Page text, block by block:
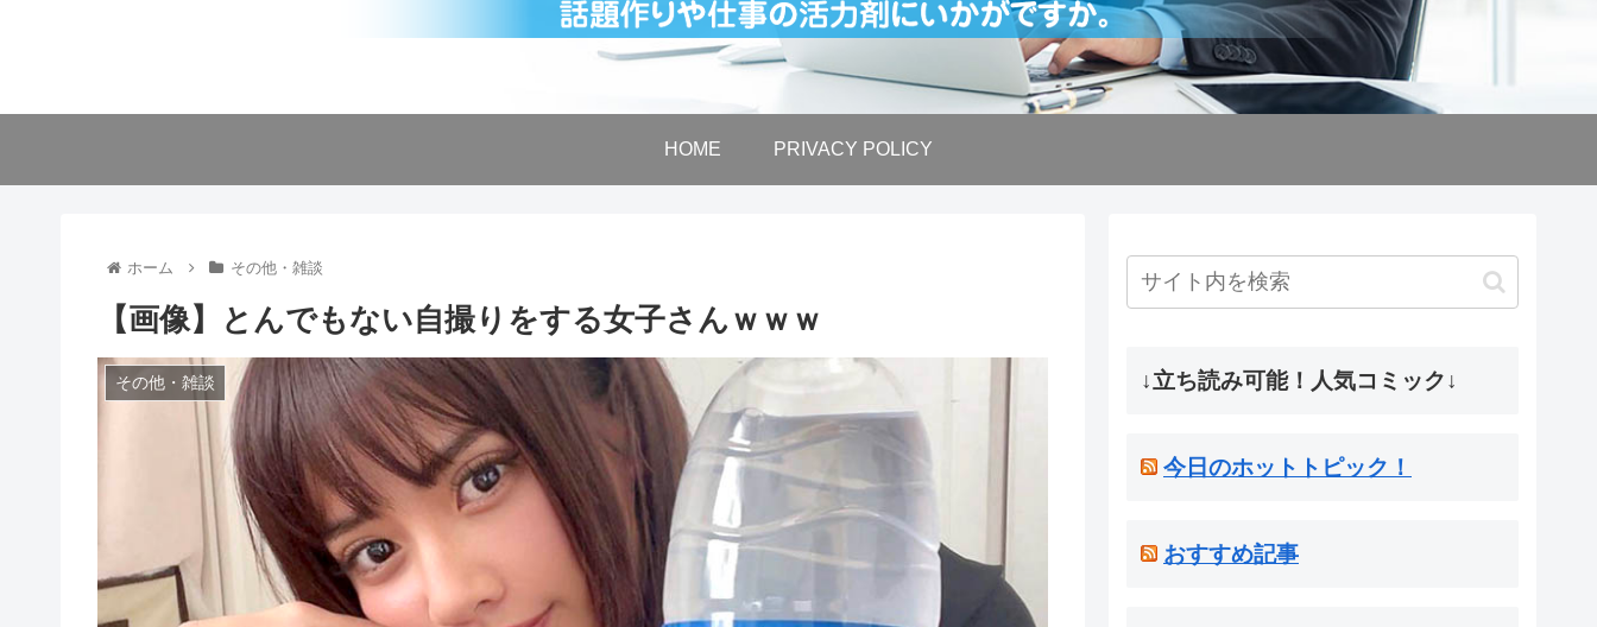
HOME PRIVACY POLICY
ホーム その他・雑談
【画像】とんでもない自撮りをする女子さんｗｗｗ
その他・雑談 ↓立ち読み可能！人気コミック↓
今日のホットトピック！
おすすめ記事